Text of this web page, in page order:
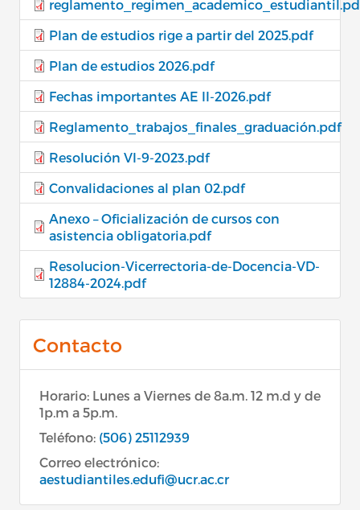
Plan de estudios rige a partir del 2025.pdf
Plan de estudios 2026.pdf
Fechas importantes AE II-2026.pdf
Reglamento_trabajos_finales_graduación.pdf
Resolución VI-9-2023.pdf
Convalidaciones al plan 02.pdf
Anexo – Oficialización de cursos con
asistencia obligatoria.pdf
Resolucion-Vicerrectoria-de-Docencia-VD-
12884-2024.pdf
Contacto
Horario: Lunes a Viernes de 8a.m. 12 m.d y de
1p.m a 5p.m.
Teléfono: (506) 25112939
Correo electrónico:
aestudiantiles.edufi@ucr.ac.cr